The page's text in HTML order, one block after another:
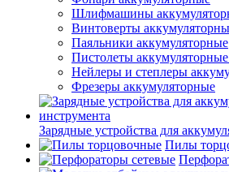
Шлифмашины
Винтоверты
Паяльники аккумуляторные
Пистолеты
Нейлеры и степлеры
Фрезеры аккумуляторные
Зарядные устройства для
Пилы